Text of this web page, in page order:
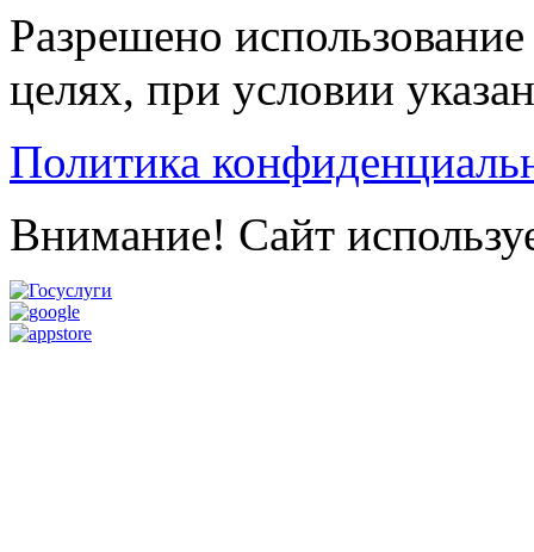
Разрешено
целях, при условии
Политика
Внимание! Сайт